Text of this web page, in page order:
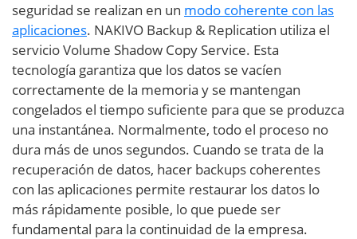
seguridad se realizan en un modo coherente con las
aplicaciones. NAKIVO Backup & Replication utiliza el
servicio Volume Shadow Copy Service. Esta
tecnología garantiza que los datos se vacíen
correctamente de la memoria y se mantengan
congelados el tiempo suficiente para que se produzca
una instantánea. Normalmente, todo el proceso no
dura más de unos segundos. Cuando se trata de la
recuperación de datos, hacer backups coherentes
con las aplicaciones permite restaurar los datos lo
más rápidamente posible, lo que puede ser
fundamental para la continuidad de la empresa.